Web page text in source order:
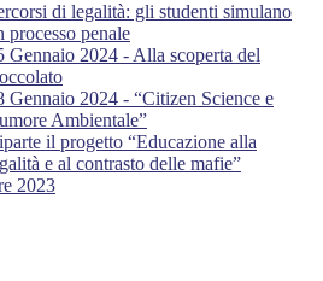
di legalità: gli studenti simulano
processo penale
Gennaio 2024 - Alla scoperta del
Gennaio 2024 - “Citizen Science e
Ambientale”
il progetto “Educazione alla
e al contrasto delle mafie”
2023